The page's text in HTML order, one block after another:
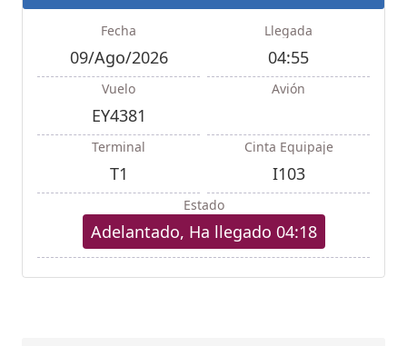
Fecha
09/Ago/2026
Llegada
04:55
Vuelo
EY4381
Avión
Terminal
T1
Cinta Equipaje
I103
Estado
Adelantado, Ha llegado 04:18